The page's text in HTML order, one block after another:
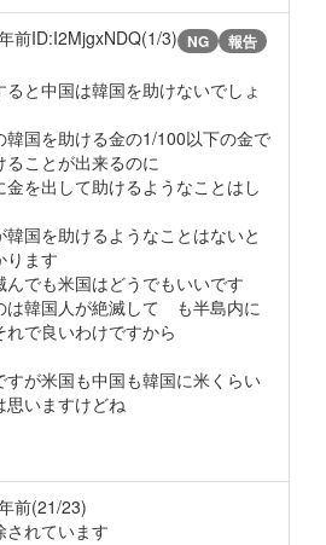
前ID:I2MjgxNDQ(1/3) NG 報告
と中国は韓国を助けないでしょ
韓国を助ける金の1/100以下の金で
ことが出来るのに
を出して助けるようなことはし
韓国を助けるようなことはないと
ります
んでも米国はどうでもいいです
は韓国人が絶滅して も半島内に
で良いわけですから
すが米国も中国も韓国に米くらい
思いますけどね
前(21/23)
されています